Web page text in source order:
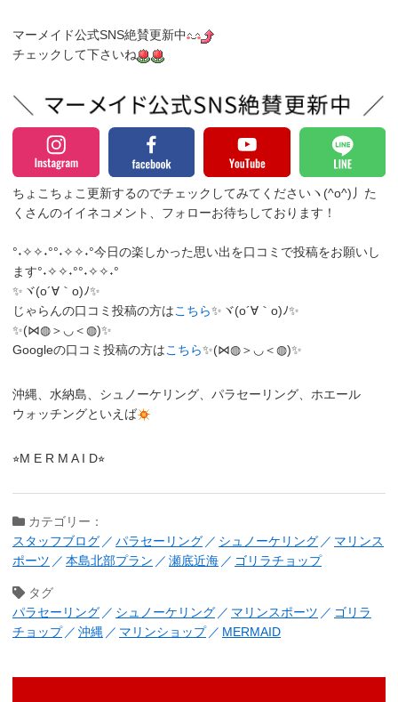
マーメイド公式SNS絶賛更新中
チェックして下さいね
ちょこちょこ更新するのでチェックしてみてくださいヽ(^o^)丿 た
くさんのイイネコメント、フォローお待ちしております！
°˖✧✧˖°°˖✧✧˖°今日の楽しかった思い出を口コミで投稿をお願いし
ます°˖✧✧˖°°˖✧✧˖°
✨ヾ(o´∀｀o)ﾉ✨
じゃらんの口コミ投稿の方はこちら✨ヾ(o´∀｀o)ﾉ✨
✨(⋈◍＞◡＜◍)✨
Googleの口コミ投稿の方はこちら✨(⋈◍＞◡＜◍)✨
沖縄、水納島、シュノーケリング、パラセーリング、ホエール
ウォッチングといえば
⭐︎M E R M A I D⭐︎
カテゴリー：
スタッフブログ
パラセーリング シュノーケリング
マリンス
ポーツ
本島北部プラン 瀬底近海 ゴリラチョップ
タグ
パラセーリング
シュノーケリング マリンスポーツ
ゴリラ
チョップ
沖縄 マリンショップ MERMAID